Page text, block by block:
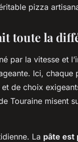
pizza
toute la
par la vitesse et
Ici,
de choix
Touraine misent
La pâte est